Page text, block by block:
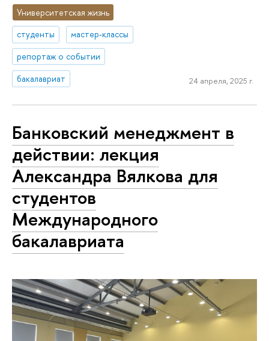
Университетская жизнь
студенты
мастер-классы
репортаж о событии
бакалавриат
24 апреля, 2025 г.
Банковский менеджмент в
действии: лекция
Александра Вялкова для
студентов
Международного
бакалавриата